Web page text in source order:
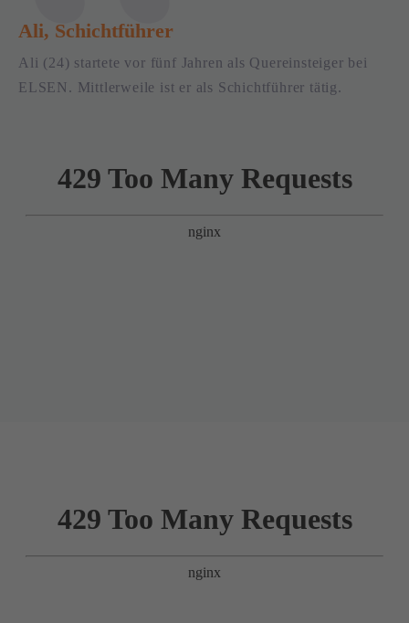
Ali, Schichtführer
Ali (24) startete vor fünf Jahren als Quereinsteiger bei
ELSEN. Mittlerweile ist er als Schichtführer tätig.